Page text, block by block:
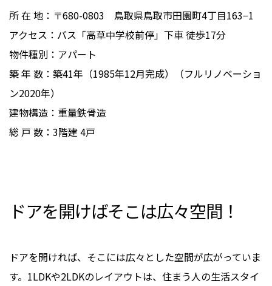
所 在 地：〒680-0803 鳥取県鳥取市田園町4丁目163−1
アクセス：バス「高草中学校前停」下車 徒歩17分
物件種別：アパート
築 年 数：築41年（1985年12月完成）（フルリノベーショ
ン2020年）
建物構造：重量鉄骨造
総 戸 数：3階建 4戸
ドアを開けばそこは広々空間！
ドアを開ければ、そこには広々とした空間が広がっていま
す。1LDKや2LDKのレイアウトは、住まう人の生活スタイ